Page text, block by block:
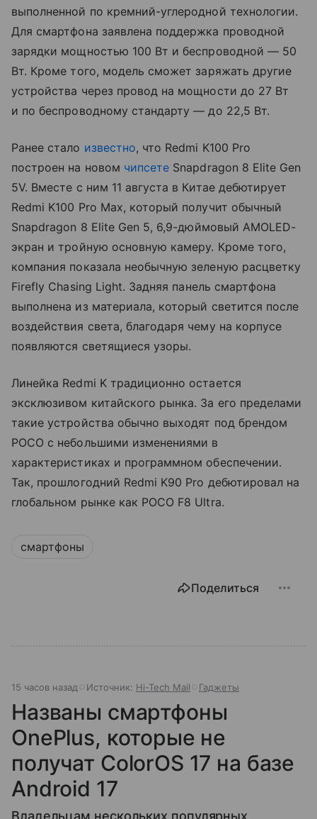
выполненной по кремний-углеродной технологии.
Для смартфона заявлена поддержка проводной
зарядки мощностью 100 Вт и беспроводной — 50
Вт. Кроме того, модель сможет заряжать другие
устройства через провод на мощности до 27 Вт
и по беспроводному стандарту — до 22,5 Вт.
Ранее стало известно, что Redmi K100 Pro
построен на новом чипсете Snapdragon 8 Elite Gen
5V. Вместе с ним 11 августа в Китае дебютирует
Redmi K100 Pro Max, который получит обычный
Snapdragon 8 Elite Gen 5, 6,9-дюймовый AMOLED-
экран и тройную основную камеру. Кроме того,
компания показала необычную зеленую расцветку
Firefly Chasing Light. Задняя панель смартфона
выполнена из материала, который светится после
воздействия света, благодаря чему на корпусе
появляются светящиеся узоры.
Линейка Redmi K традиционно остается
эксклюзивом китайского рынка. За его пределами
такие устройства обычно выходят под брендом
POCO с небольшими изменениями в
характеристиках и программном обеспечении.
Так, прошлогодний Redmi K90 Pro дебютировал на
глобальном рынке как POCO F8 Ultra.
смартфоны
Поделиться
15 часов назад Источник: Hi-Tech Mail Гаджеты
Названы смартфоны
OnePlus, которые не
получат ColorOS 17 на базе
Android 17